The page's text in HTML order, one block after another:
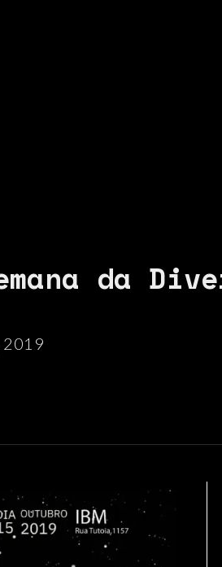
da
2019